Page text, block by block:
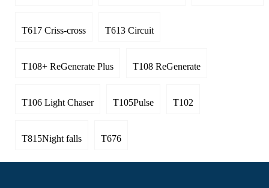
T617 Criss-cross T613 Circuit
T108+ ReGenerate Plus T108 ReGenerate
T106 Light Chaser T105Pulse T102
T815Night falls T676